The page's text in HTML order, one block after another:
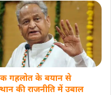
गहलोत के बयान से
की राजनीति में उबाल